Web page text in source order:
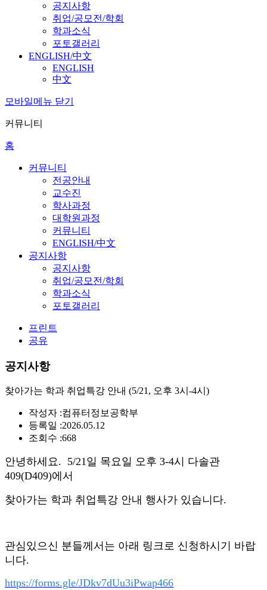
공지사항
취업/공모전/학회
학과소식
포토갤러리
ENGLISH/中文
ENGLISH
中文
모바일메뉴 닫기
커뮤니티
홈
커뮤니티
전공안내
교수진
학사과정
대학원과정
커뮤니티
ENGLISH/中文
공지사항
공지사항
취업/공모전/학회
학과소식
포토갤러리
프린트
공유
공지사항
찾아가는 학과 취업특강 안내 (5/21, 오후 3시-4시)
작성자 :컴퓨터정보공학부
등록일 :2026.05.12
조회수 :668
안녕하세요. 5/21일 목요일 오후 3-4시 다솔관
409(D409)에서
찾아가는 학과 취업특강 안내 행사가 있습니다.
관심있으신 분들께서는 아래 링크로 신청하시기 바랍
니다.
https://forms.gle/JDkv7dUu3iPwap466